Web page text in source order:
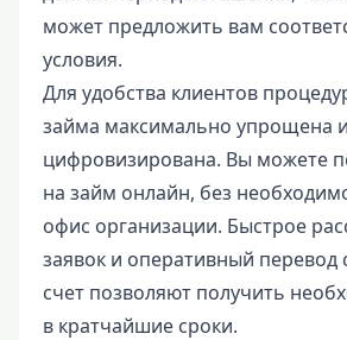
может предложить вам
условия.
Для удобства клиентов
займа максимально упрощена и
цифровизирована. Вы можете
на займ онлайн, без
офис организации. Быстрое
заявок и оперативный перевод
счет позволяют получить
в кратчайшие сроки.